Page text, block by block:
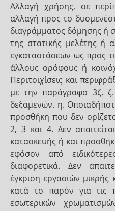
Αλλαγή χρήσης, σε
αλλαγή προς το
διαγράμματος δόμησης ή
της στατικής μελέτης ή
εγκαταστάσεων ως προς
άλλους ορόφους ή
Περιτοιχίσεις και
με την παράγραφο 3ζ.
δεξαμενών. η.
προσθήκη που δεν
2, 3 και 4. Δεν
κατασκευής ή και
εφόσον από
διαφορετικά. Δεν
έγκριση εργασιών
κατά το παρόν για τις
εσωτερικών